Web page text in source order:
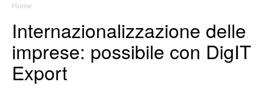
Home
Internazionalizzazione delle
imprese: possibile con DigIT
Export